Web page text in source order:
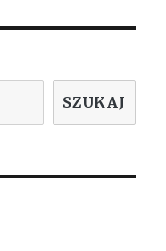
SZUKAJ